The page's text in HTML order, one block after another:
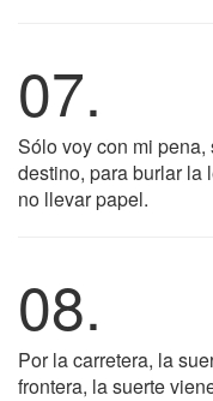
07.
Sólo voy con mi
destino, para burlar la
no llevar papel.
08.
Por la carretera, la
frontera, la suerte